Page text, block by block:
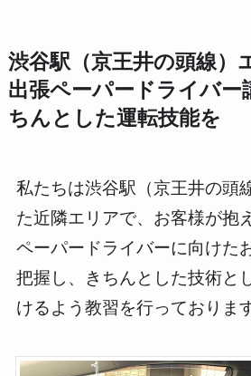
渋谷駅（京王井の頭線）
出張ペーパードライバー
ちんとした運転技能を
私たちは渋谷駅（京王井の頭
た近隣エリアで、お客様が抱
ペーパードライバーに向けた
把握し、きちんとした技術と
けるよう教習を行っております